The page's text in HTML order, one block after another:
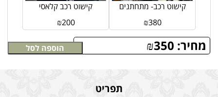
מחיר: ₪350 הוספה לסל
קישוט רכב קלאסי
₪200
קישוט רכב- מתחתנים
₪380
תפריט